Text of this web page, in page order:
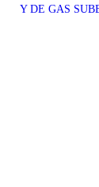
Y DE GAS